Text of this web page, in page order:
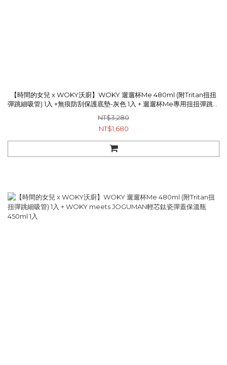
【時間的女兒 x WOKY沃廚】WOKY 遛遛杯Me 480ml (附Tritan扭扭
彈跳細吸管) 1入 +無痕防刮保護底墊-灰色 1入 + 遛遛杯Me專用扭扭彈跳細
吸管 (Tritan) 1入
NT$3,280
NT$1,680